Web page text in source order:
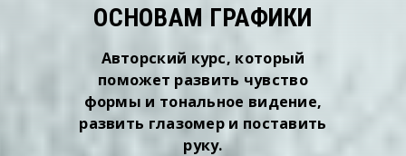
ОСНОВАМ ГРАФИКИ
Авторский курс, который
поможет развить чувство
формы и тональное видение,
развить глазомер и поставить
руку.